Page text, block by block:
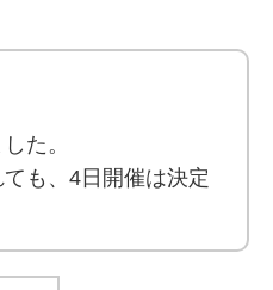
た。
も、4日開催は決定